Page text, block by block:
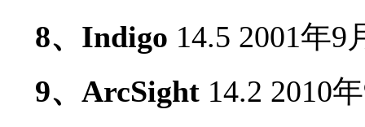
8、Indigo 14.5 2001年9
9、ArcSight 14.2 2010